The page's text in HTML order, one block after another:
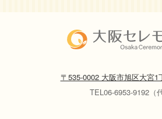
〒535-0002 大阪市旭区大宮1
TEL06-6953-9192（